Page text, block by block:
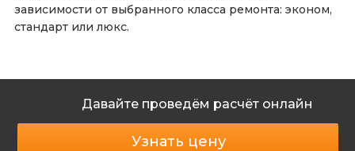
зависимости от выбранного класса ремонта: эконом,
стандарт или люкс.
Давайте проведём расчёт онлайн
Узнать цену